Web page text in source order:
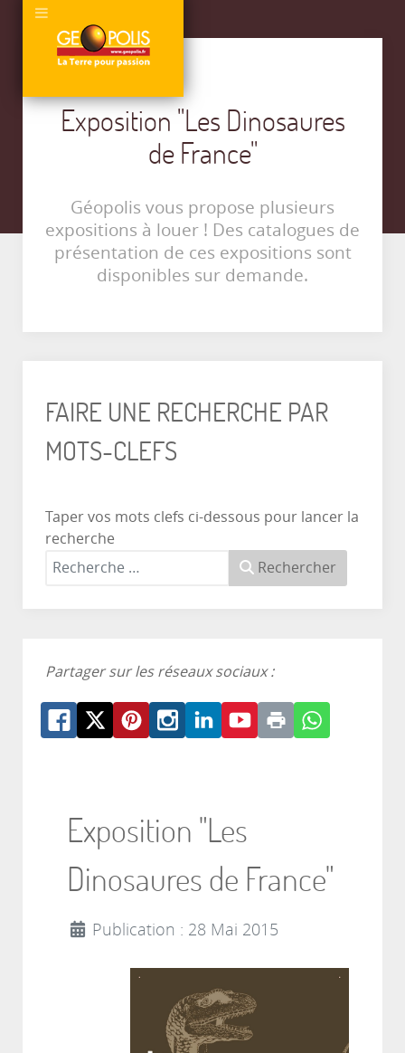
Exposition "Les Dinosaures
de France"
Géopolis vous propose plusieurs
expositions à louer ! Des catalogues de
présentation de ces expositions sont
disponibles sur demande.
FAIRE UNE RECHERCHE PAR
MOTS-CLEFS
Taper vos mots clefs ci-dessous pour lancer la
recherche
Rechercher
Partager sur les réseaux sociaux :
Exposition "Les
Dinosaures de France"
Publication : 28 Mai 2015